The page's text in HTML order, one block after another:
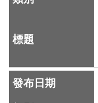
載
區
無